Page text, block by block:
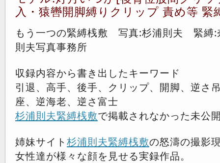
入・猿轡開脚縛りクリップ 責め等 緊
もう一つの緊縛桟敷 写真:杉浦則夫 緊縛
則夫写真事務所
収録内容から書き出したキーワード
引退、高手、後手、クリップ、開脚、逆さ
座、逆海老、逆さ富士
杉浦則夫緊縛桟敷で掲載されなかった未公
姉妹サイト 杉浦則夫緊縛桟敷の怒濤の撮影
女性達が様々な顔を見せる実録作品。